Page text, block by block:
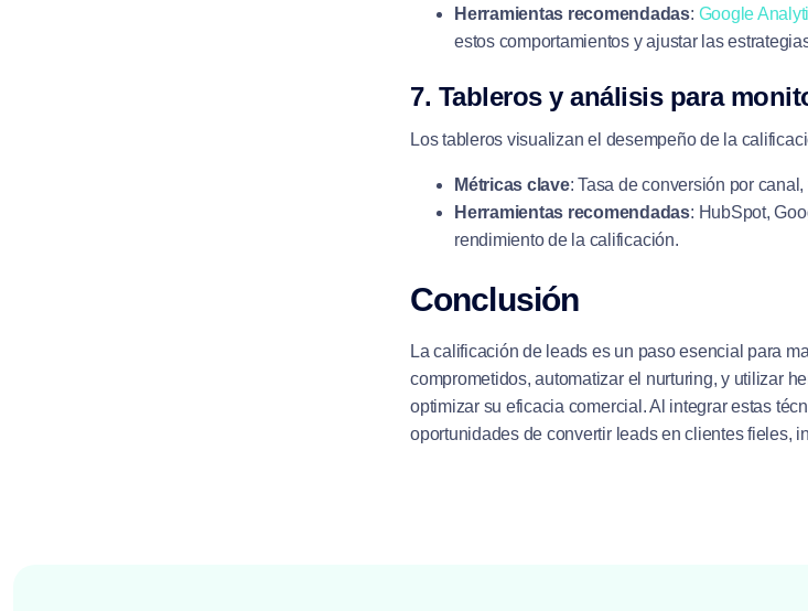
Herramientas recomendadas: Google
estos comportamientos y ajustar las
7. Tableros y análisis para
Los tableros visualizan el desempeño de la
Métricas clave: Tasa de conversión por
Herramientas recomendadas: HubSpot,
rendimiento de la calificación.
Conclusión
La calificación de leads es un paso esencial para
comprometidos, automatizar el nurturing, y utilizar
optimizar su eficacia comercial. Al integrar estas
oportunidades de convertir leads en clientes fieles,